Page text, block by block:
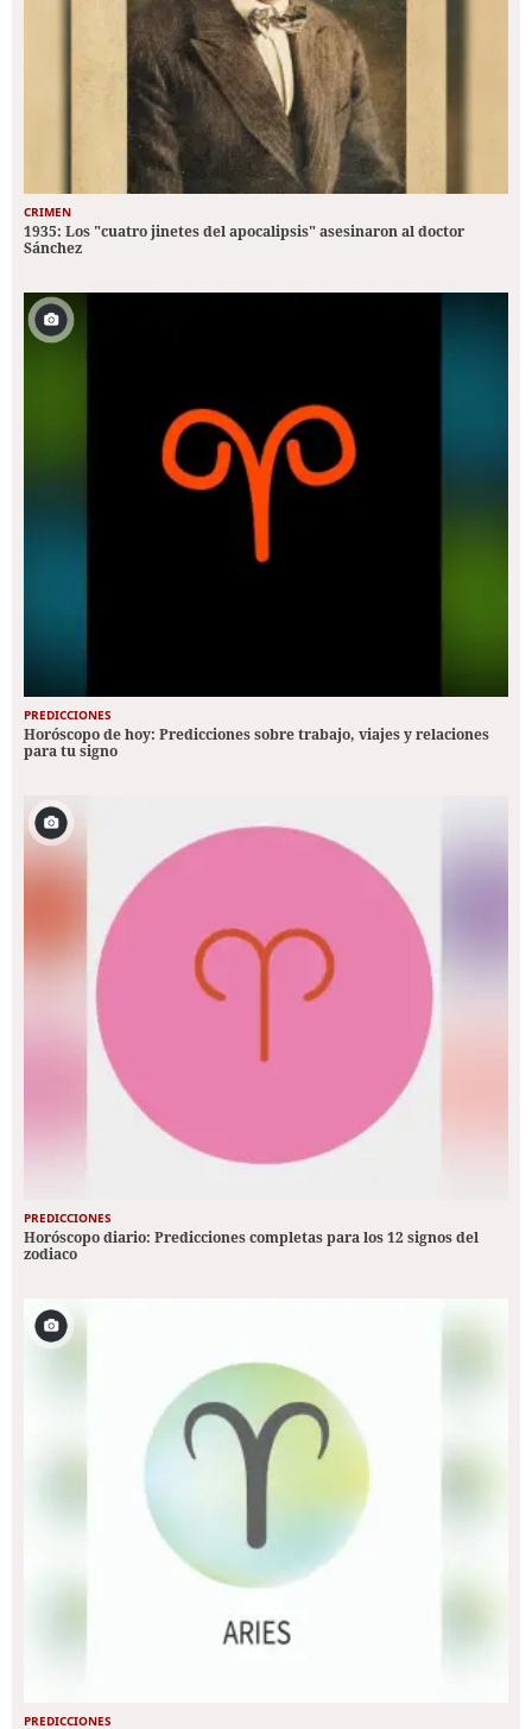
CRIMEN
1935: Los "cuatro jinetes del apocalipsis" asesinaron al doctor
Sánchez
PREDICCIONES
Horóscopo de hoy: Predicciones sobre trabajo, viajes y relaciones
para tu signo
PREDICCIONES
Horóscopo diario: Predicciones completas para los 12 signos del
zodiaco
PREDICCIONES